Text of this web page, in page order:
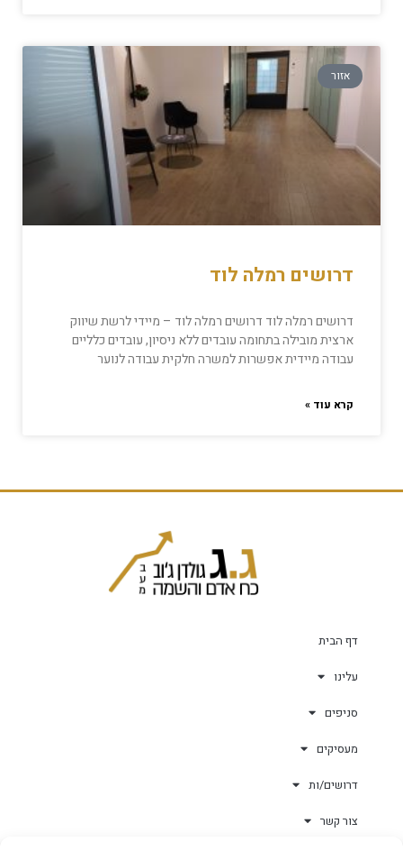
אזור
דרושים רמלה לוד
דרושים רמלה לוד דרושים רמלה לוד – מיידי לרשת שיווק
ארצית מובילה בתחומה עובדים ללא ניסיון, עובדים כלליים
עבודה מיידית אפשרות למשרה חלקית עבודה לנוער
קרא עוד »
דף הבית
עלינו
סניפים
מעסיקים
דרושים/ות
צור קשר